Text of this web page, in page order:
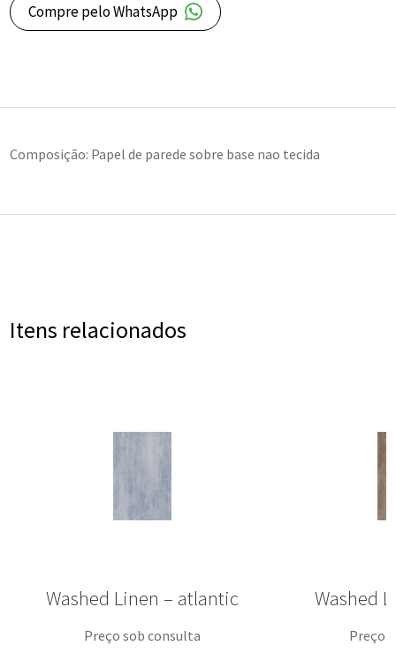
Compre pelo WhatsApp
Composição: Papel de parede sobre base nao tecida
Itens relacionados
Washed Linen – atlantic
Preço sob consulta
Washed
Preço